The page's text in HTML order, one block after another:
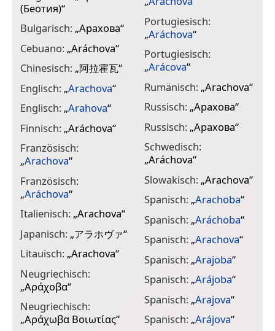
(Беотия)“
Bulgarisch: „Арахова“
Cebuano: „Aráchova“
Chinesisch: „阿拉霍瓦“
Englisch: „Arachova“
Englisch: „Arahova“
Finnisch: „Aráchova“
Französisch:
„Arachova“
Französisch:
„Aráchova“
Italienisch: „Arachova“
Japanisch: „アラホヴァ“
Litauisch: „Arachova“
Neugriechisch:
„Αράχοβα“
Neugriechisch:
„Αράχωβα Βοιωτίας“
Portugiesisch:
„Aráchova“
Portugiesisch:
„Arácova“
Rumänisch: „Arachova“
Russisch: „Арахοва“
Russisch: „Арахова“
Schwedisch:
„Aráchova“
Slowakisch: „Arachova“
Spanisch: „Arachoba“
Spanisch: „Aráchoba“
Spanisch: „Arachova“
Spanisch: „Arajoba“
Spanisch: „Arájoba“
Spanisch: „Arajova“
Spanisch: „Arájova“